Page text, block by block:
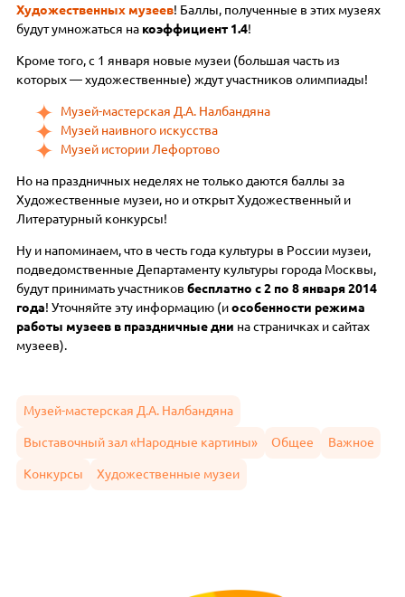
Художественных музеев! Баллы, полученные в этих музеях
будут умножаться на коэффициент 1.4!
Кроме того, с 1 января новые музеи (большая часть из
которых — художественные) ждут участников олимпиады!
Музей-мастерская Д.А. Налбандяна
Музей наивного искусства
Музей истории Лефортово
Но на праздничных неделях не только даются баллы за
Художественные музеи, но и открыт Художественный и
Литературный конкурсы!
Ну и напоминаем, что в честь года культуры в России музеи,
подведомственные Департаменту культуры города Москвы,
будут принимать участниковбесплатно с 2 по 8 января 2014
года! Уточняйте эту информацию (иособенности режима
работы музеев в праздничные дни на страничках и сайтах
музеев).
Музей-мастерская Д.А. Налбандяна
Выставочный зал «Народные картины» Общее Важное
Конкурсы Художественные музеи